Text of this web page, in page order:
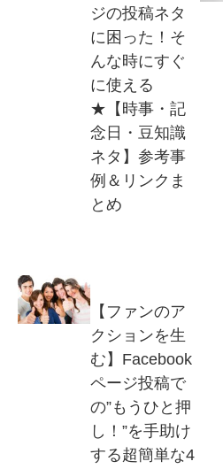
ジの投稿ネタ
に困った！そ
んな時にすぐ
に使える
★【時事・記
念日・豆知識
ネタ】参考事
例＆リンクま
とめ
【ファンのア
クションを生
む】Facebook
ページ投稿で
の”もうひと押
し！”を手助け
する超簡単な4